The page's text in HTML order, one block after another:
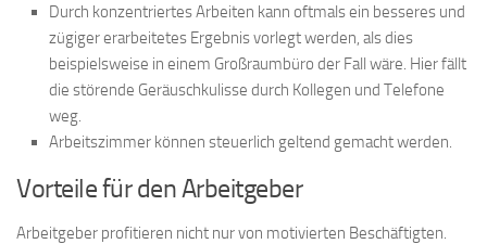
Durch konzentriertes Arbeiten kann oftmals ein besseres und
zügiger erarbeitetes Ergebnis vorlegt werden, als dies
beispielsweise in einem Großraumbüro der Fall wäre. Hier fällt
die störende Geräuschkulisse durch Kollegen und Telefone
weg.
Arbeitszimmer können steuerlich geltend gemacht werden.
Vorteile für den Arbeitgeber
Arbeitgeber profitieren nicht nur von motivierten Beschäftigten.